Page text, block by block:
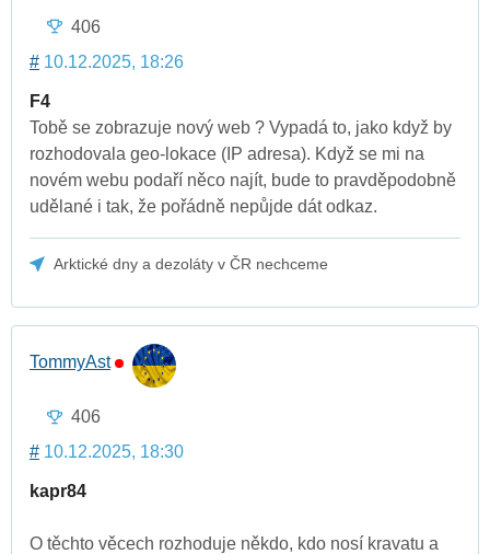
406
# 10.12.2025, 18:26
F4
Tobě se zobrazuje nový web ? Vypadá to, jako když by
rozhodovala geo-lokace (IP adresa). Když se mi na
novém webu podaří něco najít, bude to pravděpodobně
udělané i tak, že pořádně nepůjde dát odkaz.
Arktické dny a dezoláty v ČR nechceme
TommyAst
406
# 10.12.2025, 18:30
kapr84
O těchto věcech rozhoduje někdo, kdo nosí kravatu a